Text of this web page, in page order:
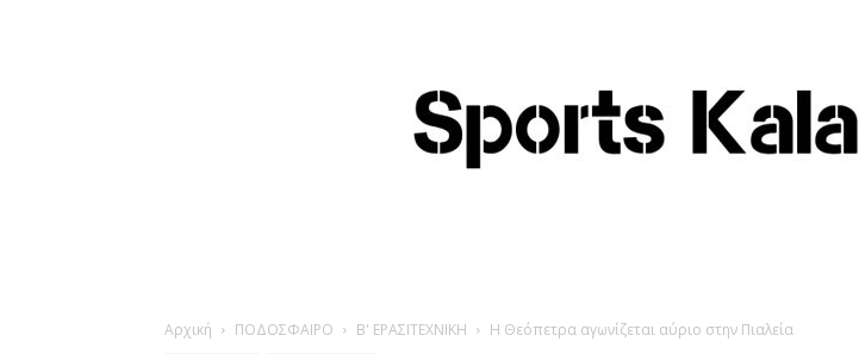
Αρχική ΠΟΔΟΣΦΑΙΡΟ Β' ΕΡΑΣΙΤΕΧΝΙΚΗ Η Θεόπετρα αγωνίζεται αύριο στην Πιαλεία